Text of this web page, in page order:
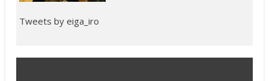
Tweets by eiga_iro